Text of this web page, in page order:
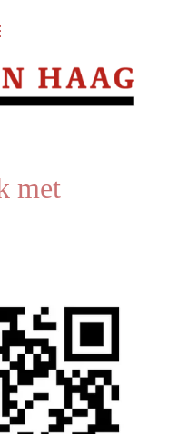
met